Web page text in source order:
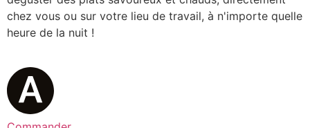
chez vous ou sur votre lieu de travail, à n'importe quelle
heure de la nuit !